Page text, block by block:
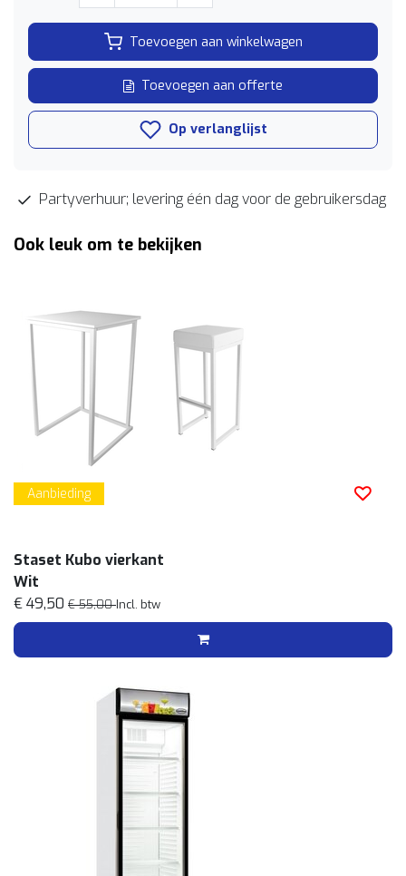
Toevoegen aan winkelwagen
Toevoegen aan offerte
Op verlanglijst
Partyverhuur; levering één dag voor de gebruikersdag
Ook leuk om te bekijken
Aanbieding
Staset Kubo vierkant
Wit
€ 49,50 € 55,00Incl. btw